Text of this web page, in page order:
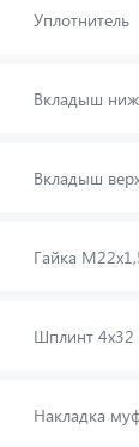
Уплотнитель
Вкладыш
Вкладыш
Гайка
Шплинт 4х32
Накладка